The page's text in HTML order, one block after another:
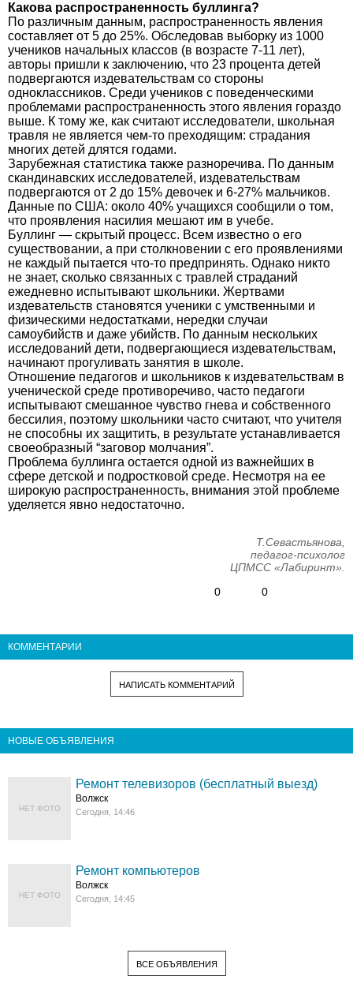
Какова распространенность буллинга?
По различным данным, распространенность явления
составляет от 5 до 25%. Обследовав выборку из 1000
учеников начальных классов (в возрасте 7-11 лет),
авторы пришли к заключению, что 23 процента детей
подвергаются издевательствам со стороны
одноклассников. Среди учеников с поведенческими
проблемами распространенность этого явления гораздо
выше. К тому же, как считают исследователи, школьная
травля не является чем-то преходящим: страдания
многих детей длятся годами.
Зарубежная статистика также разноречива. По данным
скандинавских исследователей, издевательствам
подвергаются от 2 до 15% девочек и 6-27% мальчиков.
Данные по США: около 40% учащихся сообщили о том,
что проявления насилия мешают им в учебе.
Буллинг — скрытый процесс. Всем известно о его
существовании, а при столкновении с его проявлениями
не каждый пытается что-то предпринять. Однако никто
не знает, сколько связанных с травлей страданий
ежедневно испытывают школьники. Жертвами
издевательств становятся ученики с умственными и
физическими недостатками, нередки случаи
самоубийств и даже убийств. По данным нескольких
исследований дети, подвергающиеся издевательствам,
начинают прогуливать занятия в школе.
Отношение педагогов и школьников к издевательствам в
ученической среде противоречиво, часто педагоги
испытывают смешанное чувство гнева и собственного
бессилия, поэтому школьники часто считают, что учителя
не способны их защитить, в результате устанавливается
своеобразный “заговор молчания”.
Проблема буллинга остается одной из важнейших в
сфере детской и подростковой среде. Несмотря на ее
широкую распространенность, внимания этой проблеме
уделяется явно недостаточно.
Т.Севастьянова,
педагог-психолог
ЦПМСС «Лабиринт».
0
0
КОММЕНТАРИИ
НАПИСАТЬ КОММЕНТАРИЙ
НОВЫЕ ОБЪЯВЛЕНИЯ
НЕТ ФОТО
Ремонт телевизоров (бесплатный выезд)
Волжск
Сегодня, 14:46
НЕТ ФОТО
Ремонт компьютеров
Волжск
Сегодня, 14:45
ВСЕ ОБЪЯВЛЕНИЯ